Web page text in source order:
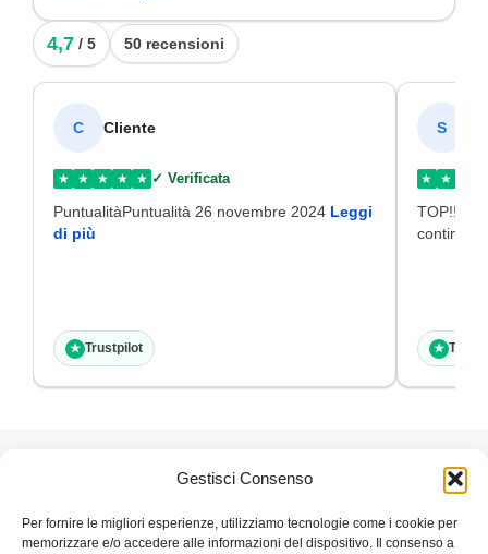
Gestisci Consenso
Per fornire le migliori esperienze, utilizziamo tecnologie come i cookie per
memorizzare e/o accedere alle informazioni del dispositivo. Il consenso a
4,7 / 5 50 recensioni
C Cliente
★ ★ ★ ★ ★ ✓ Verificata
PuntualitàPuntualità 26 novembre 2024 Leggi
di più
★ Trustpilot
S
★ ★
★
Gratis per Ordini
Superiori
PAGAMENTI SICURI
sicurezza con Carte e
PayPal